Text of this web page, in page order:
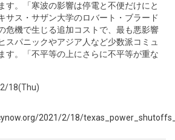
す。「寒波の影響は停電と不便だけにと
サス・サザン大学のロバート・ブラード
危機で生じる追加コストで、最も悪影響
スパニックやアジア人など少数派コミュ
す。「不平等の上にさらに不平等が重な
18(Thu)
2021/2/18/